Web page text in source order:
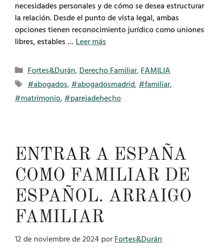
necesidades personales y de cómo se desea estructurar
la relación. Desde el punto de vista legal, ambas
opciones tienen reconocimiento jurídico como uniones
libres, estables … Leer más
Categorías
Fortes&Durán, Derecho Familiar, FAMILIA
Etiquetas
#abogados, #abogadosmadrid, #familiar,
#matrimonio, #parejadehecho
ENTRAR A ESPAÑA
COMO FAMILIAR DE
ESPAÑOL. ARRAIGO
FAMILIAR
12 de noviembre de 2024 porFortes&Durán